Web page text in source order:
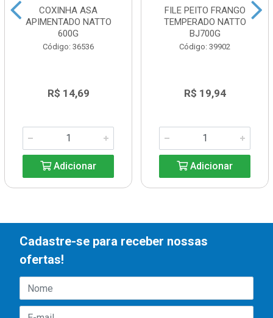
COXINHA ASA
APIMENTADO NATTO
600G
Código: 36536
R$ 14,69
Adicionar
FILE PEITO FRANGO
TEMPERADO NATTO
BJ700G
Código: 39902
R$ 19,94
Adicionar
Cadastre-se para receber nossas
ofertas!